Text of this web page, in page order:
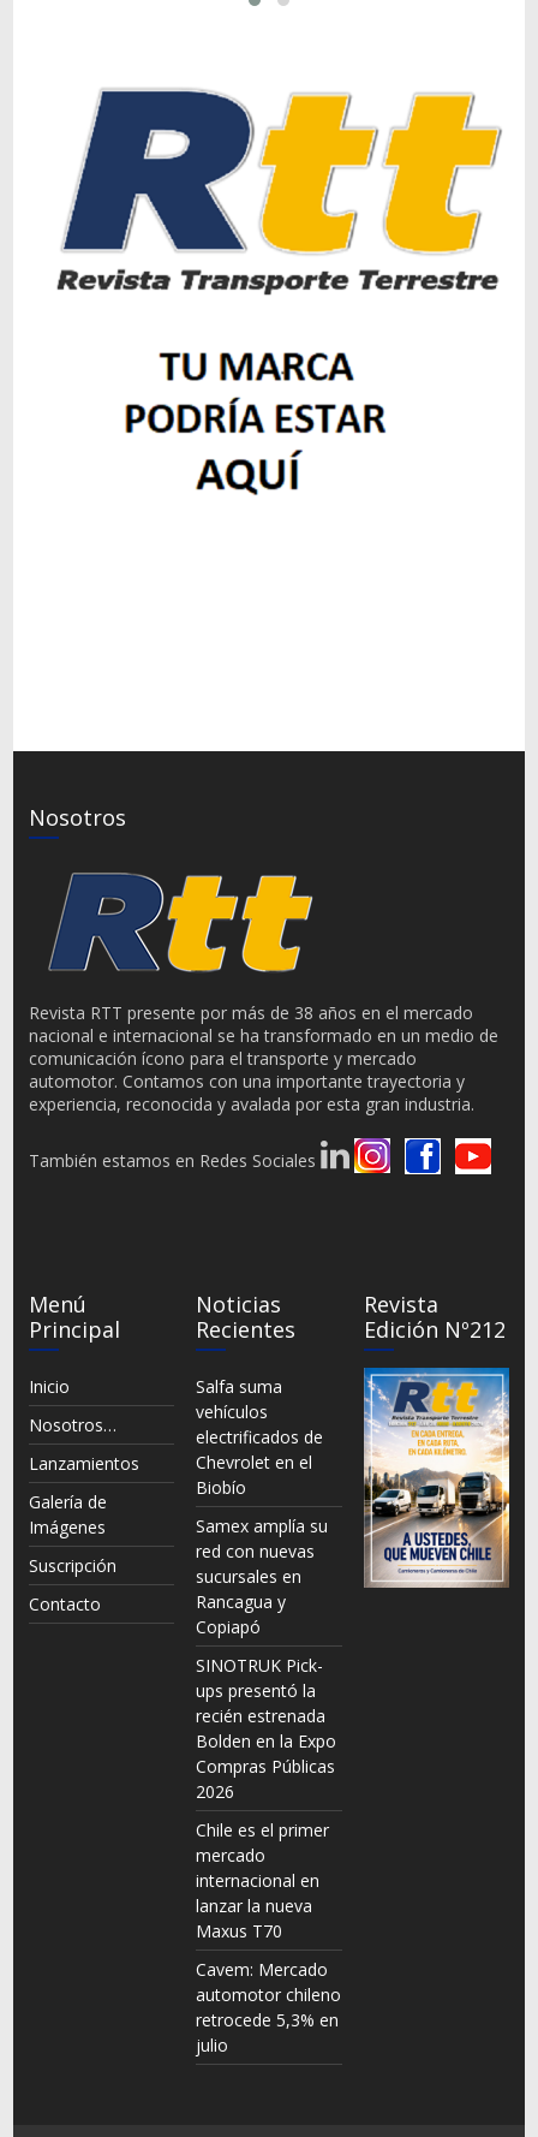
Nosotros
Revista RTT presente por más de 38 años en el mercado
nacional e internacional se ha transformado en un medio de
comunicación ícono para el transporte y mercado
automotor. Contamos con una importante trayectoria y
experiencia, reconocida y avalada por esta gran industria.
También estamos en Redes Sociales
Menú
Principal
Inicio
Nosotros…
Lanzamientos
Galería de
Imágenes
Suscripción
Contacto
Noticias
Recientes
Salfa suma
vehículos
electrificados de
Chevrolet en el
Biobío
Samex amplía su
red con nuevas
sucursales en
Rancagua y
Copiapó
SINOTRUK Pick-
ups presentó la
recién estrenada
Bolden en la Expo
Compras Públicas
2026
Chile es el primer
mercado
internacional en
lanzar la nueva
Maxus T70
Cavem: Mercado
automotor chileno
retrocede 5,3% en
julio
Revista
Edición Nº212